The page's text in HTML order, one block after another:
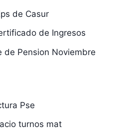
de Casur
de Ingresos
de Pension Noviembre
Pse
turnos mat